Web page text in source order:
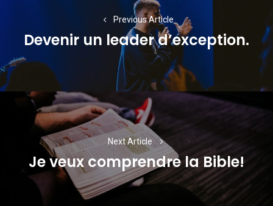
Previous Article
Previous
post:
Devenir un leader d’exception.
Next Article
Next
post:
Je veux comprendre la Bible!